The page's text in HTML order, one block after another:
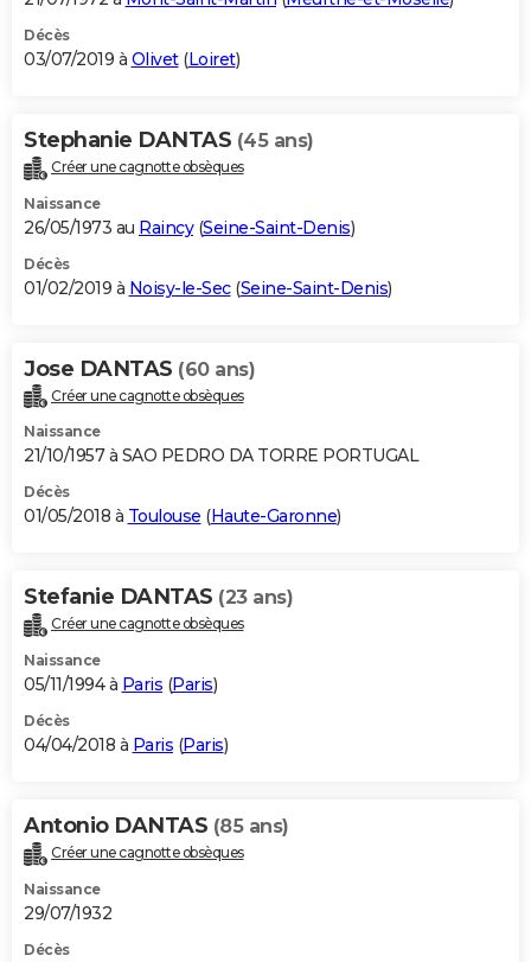
Décès
03/07/2019 à Olivet(Loiret)
Stephanie DANTAS (45 ans)
Créer une cagnotte obsèques
Naissance
26/05/1973 au Raincy(Seine-Saint-Denis)
Décès
01/02/2019 à Noisy-le-Sec(Seine-Saint-Denis)
Jose DANTAS (60 ans)
Créer une cagnotte obsèques
Naissance
21/10/1957 à SAO PEDRO DA TORRE PORTUGAL
Décès
01/05/2018 à Toulouse (Haute-Garonne)
Stefanie DANTAS (23 ans)
Créer une cagnotte obsèques
Naissance
05/11/1994 à Paris (Paris)
Décès
04/04/2018 à Paris (Paris)
Antonio DANTAS (85 ans)
Créer une cagnotte obsèques
Naissance
29/07/1932
Décès